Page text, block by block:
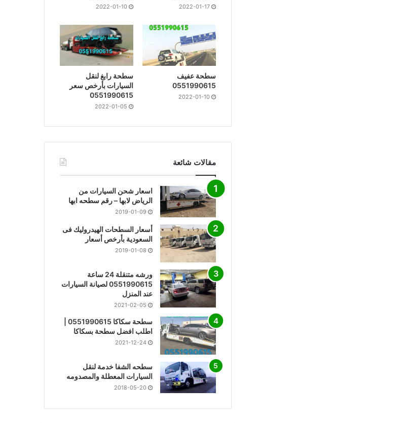
2022-01-17
2022-01-10
سطحة عفيف
0551990615
2022-01-10
سطحة رابغ لنقل
السيارات بأرخص سعر
0551990615
2022-01-05
مقالات شائعة
اسعار شحن السيارات من
الرياض لابها – رقم سطحه ابها
2019-01-09
أسعار السطحات الهيدروليك فى
السعودية بأرخص أسعار
2019-01-08
ورشه متنقلة 24 ساعة
0551990615 لصيانة السيارات
عند المنزل
2021-02-05
اطلب افضل سطحة بسكاكا
2021-12-24
سطحه الشفا خدمة لنقل
السيارات المعطلة والمصدومه
2018-05-20